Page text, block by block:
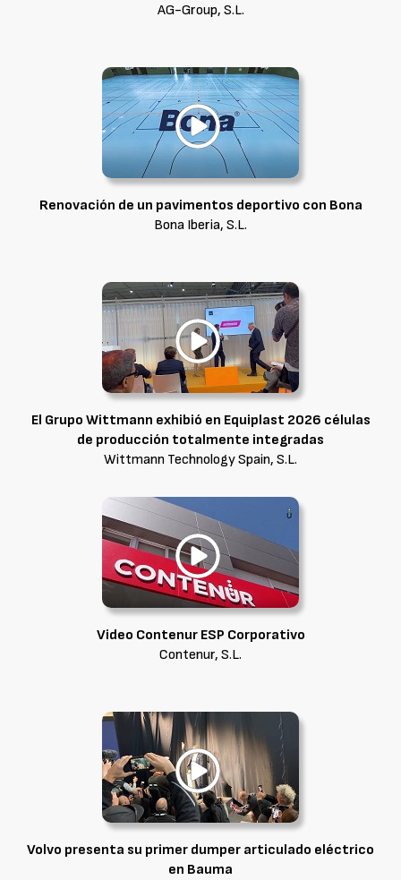
AG-Group, S.L.
Renovación de un pavimentos deportivo con Bona
Bona Iberia, S.L.
El Grupo Wittmann exhibió en Equiplast 2026 células
de producción totalmente integradas
Wittmann Technology Spain, S.L.
Video Contenur ESP Corporativo
Contenur, S.L.
Volvo presenta su primer dumper articulado eléctrico
en Bauma